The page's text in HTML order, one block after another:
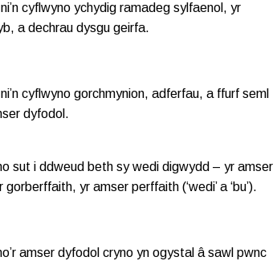
cyflwyno ychydig ramadeg sylfaenol, yr
a dechrau dysgu geirfa.
cyflwyno gorchmynion, adferfau, a ffurf seml
dyfodol.
sut i ddweud beth sy wedi digwydd – yr amser
yr amser perffaith (‘wedi’ a ‘bu’).
amser dyfodol cryno yn ogystal â sawl pwnc